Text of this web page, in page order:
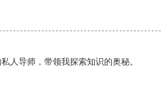
人导师，带领我探索知识的奥秘。